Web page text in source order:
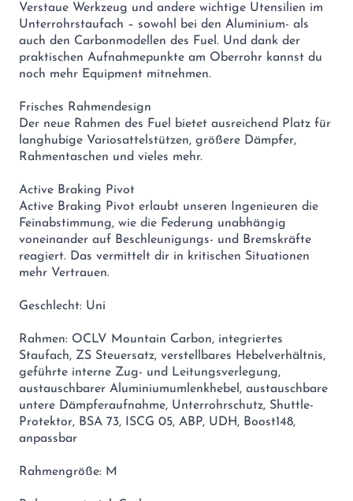
Verstaue Werkzeug und andere wichtige Utensilien im
Unterrohrstaufach – sowohl bei den Aluminium- als
auch den Carbonmodellen des Fuel. Und dank der
praktischen Aufnahmepunkte am Oberrohr kannst du
noch mehr Equipment mitnehmen.
Frisches Rahmendesign
Der neue Rahmen des Fuel bietet ausreichend Platz für
langhubige Variosattelstützen, größere Dämpfer,
Rahmentaschen und vieles mehr.
Active Braking Pivot
Active Braking Pivot erlaubt unseren Ingenieuren die
Feinabstimmung, wie die Federung unabhängig
voneinander auf Beschleunigungs- und Bremskräfte
reagiert. Das vermittelt dir in kritischen Situationen
mehr Vertrauen.
Geschlecht: Uni
Rahmen: OCLV Mountain Carbon, integriertes
Staufach, ZS Steuersatz, verstellbares Hebelverhältnis,
geführte interne Zug- und Leitungsverlegung,
austauschbarer Aluminiumumlenkhebel, austauschbare
untere Dämpferaufnahme, Unterrohrschutz, Shuttle-
Protektor, BSA 73, ISCG 05, ABP, UDH, Boost148,
anpassbar
Rahmengröße: M